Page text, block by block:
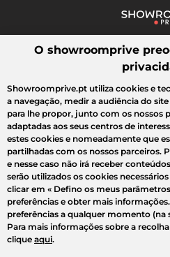
Pesquisar uma marca, um
Todas as vendas Moda
O showroomprive
Showroomprive.pt utiliza cookies e
a navegação, medir a audiência do
para lhe propor, junto com os nossos
adaptadas aos seus centros de
estes cookies e nomeadamente que
partilhadas com os nossos parceiros.
e nesse caso não irá receber
serão utilizados os cookies
clicar em « Defino os meus
preferências e obter mais
preferências a qualquer momento (na
Para mais informações sobre a
clique aqui.